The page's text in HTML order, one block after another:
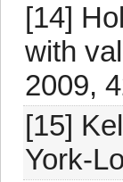
[14]
with
2009,
[15]
York-